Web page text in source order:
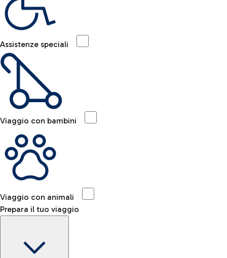
Assistenze speciali
Viaggio con bambini
Viaggio con animali
Prepara il tuo viaggio